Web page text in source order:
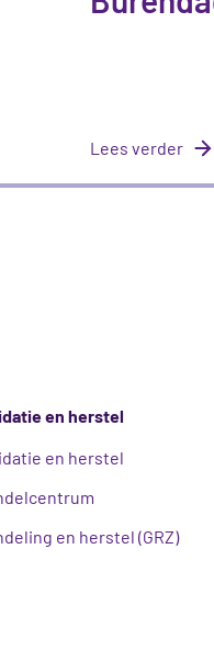
Lees verder
en herstel
en herstel
en herstel (GRZ)